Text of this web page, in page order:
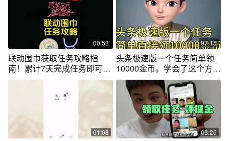
00:53
联动围巾获取任务攻略指
南！累计7天完成任务即可免
费领取！
07:15
头条极速版一个任务简单领
10000金币。学会了这个方
法，你也可以
01:08 03:26